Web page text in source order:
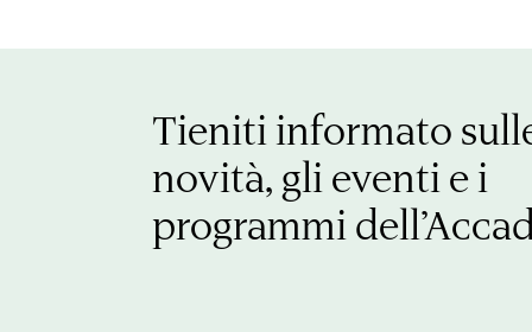
Tieniti informato
novità, gli eventi e i
programmi